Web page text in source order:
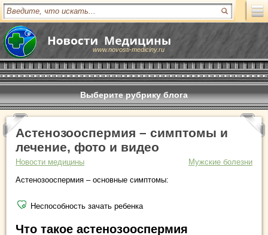
www.novosti-mediciny.ru
Выберите рубрику блога
Астенозооспермия – симптомы и
лечение, фото и видео
Новости медицины
Мужские болезни
Астенозооспермия – основные симптомы:
Неспособность зачать ребенка
Что такое астенозооспермия